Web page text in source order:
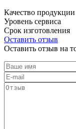
Качество продукции
Уровень сервиса
Срок изготовления
Оставить отзыв
Оставить отзыв на